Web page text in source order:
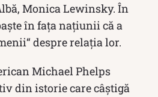
Monica Lewinsky. În
în fața națiunii că a
despre relația lor.
Michael Phelps
din istorie care câştigă